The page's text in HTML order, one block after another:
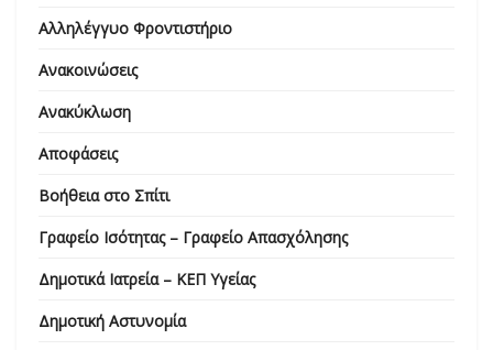
Αλληλέγγυο Φροντιστήριο
Ανακοινώσεις
Ανακύκλωση
Αποφάσεις
Βοήθεια στο Σπίτι
Γραφείο Ισότητας – Γραφείο Απασχόλησης
Δημοτικά Ιατρεία – ΚΕΠ Υγείας
Δημοτική Αστυνομία